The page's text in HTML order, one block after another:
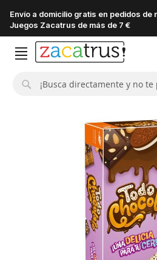
Envío a domicilio gratis en pedidos de
Juegos Zacatrus de más de 7 €